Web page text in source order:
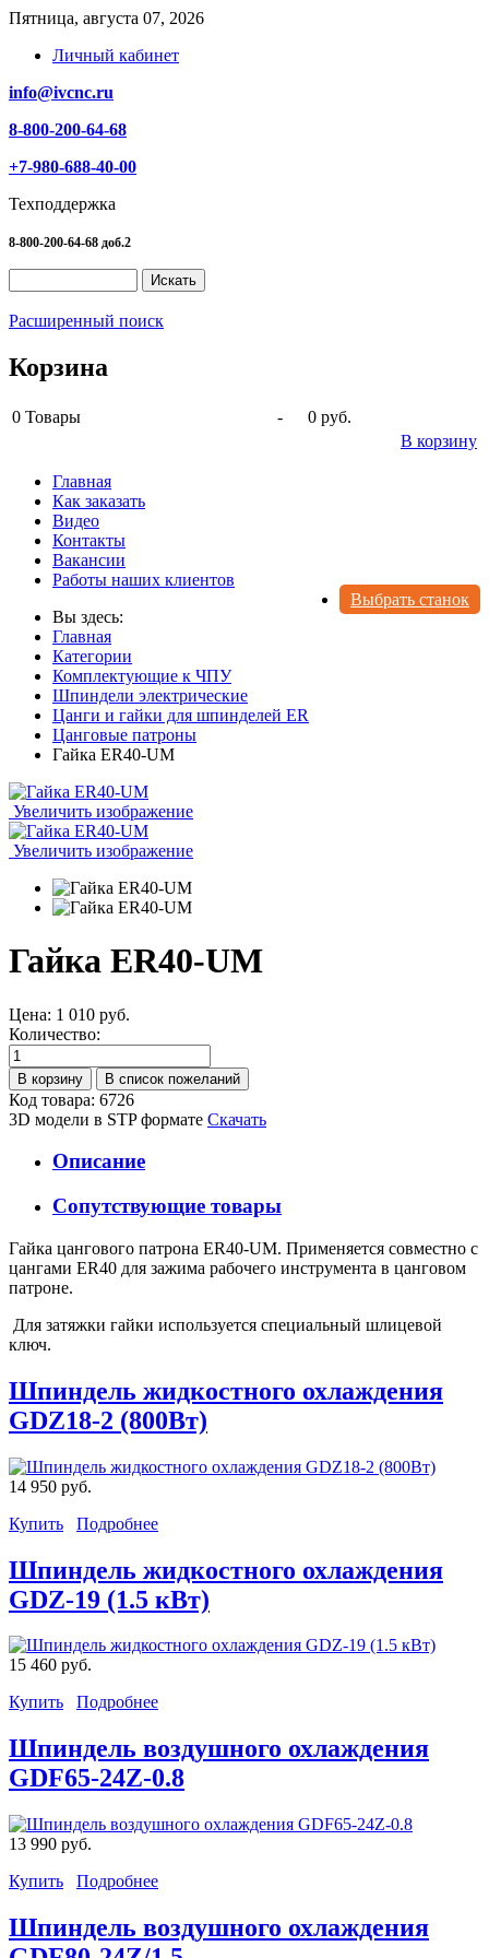
Пятница, августа 07, 2026
Личный кабинет
info@ivcnc.ru
8-800-200-64-68
+7-980-688-40-00
Техподдержка
8-800-200-64-68 доб.2
Расширенный поиск
Корзина
0 Товары -
0 руб.
В корзину
Главная
Как заказать
Видео
Контакты
Вакансии
Работы наших клиентов
Выбрать станок
Вы здесь:
Главная
Категории
Комплектующие к ЧПУ
Шпиндели электрические
Цанги и гайки для шпинделей ER
Цанговые патроны
Гайка ER40-UM
Увеличить изображение
Увеличить изображение
Гайка ER40-UM
Цена: 1 010 руб.
Количество:
Код товара: 6726
3D модели в STP формате Скачать
Описание
Сопутствующие товары
Гайка цангового патрона ER40-UM. Применяется совместно с
цангами ER40 для зажима рабочего инструмента в цанговом
патроне.
Для затяжки гайки используется специальный шлицевой
ключ.
Шпиндель жидкостного охлаждения
GDZ18-2 (800Вт)
14 950 руб.
Купить
Подробнее
Шпиндель жидкостного охлаждения
GDZ-19 (1.5 кВт)
15 460 руб.
Купить
Подробнее
Шпиндель воздушного охлаждения
GDF65-24Z-0.8
13 990 руб.
Купить
Подробнее
Шпиндель воздушного охлаждения